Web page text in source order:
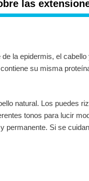
las
la epidermis, el
su misma
natural. Los puedes
tonos para lucir
permanente. Si se